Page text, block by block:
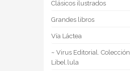
Clásicos ilustrados
Grandes libros
Vía Láctea
~ Virus Editorial. Colección
Libel.lula